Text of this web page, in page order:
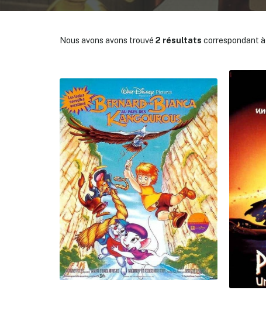
Nous avons avons trouvé 2 résultats correspondant
✕